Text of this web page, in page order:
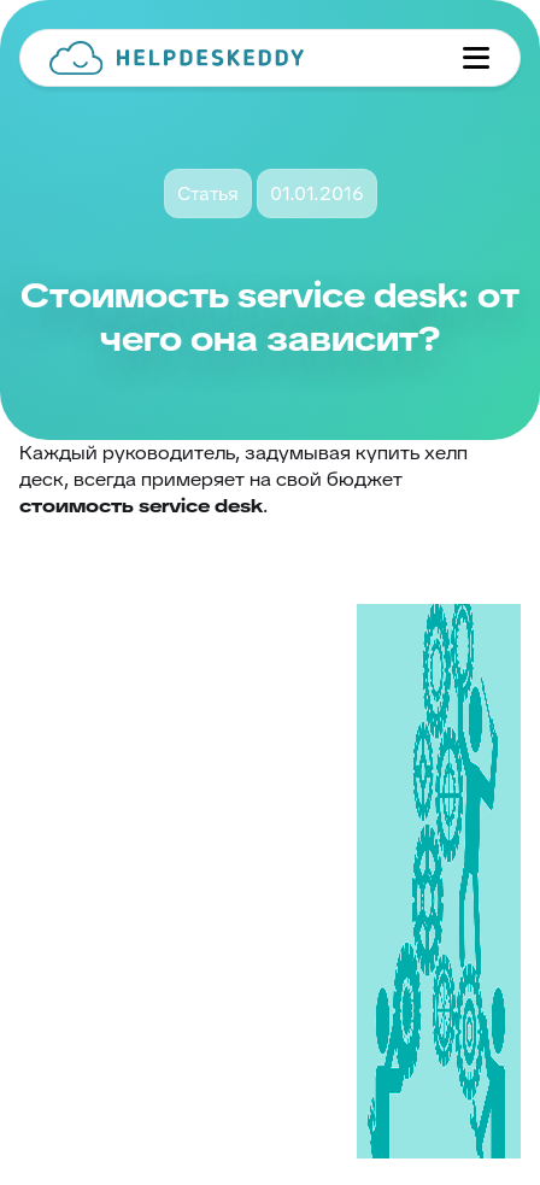
Статья 01.01.2016
Стоимость service desk: от
чего она зависит?
Каждый руководитель, задумывая купить хелп
деск, всегда примеряет на свой бюджет
стоимость service desk.